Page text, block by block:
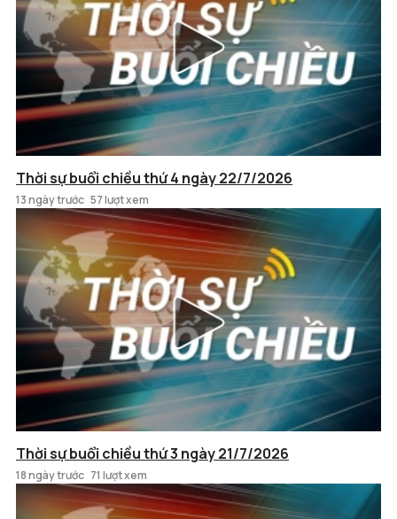
Thời sự buổi chiều thứ 4 ngày 22/7/2026
13 ngày trước 57 lượt xem
Thời sự buổi chiều thứ 3 ngày 21/7/2026
18 ngày trước 71 lượt xem